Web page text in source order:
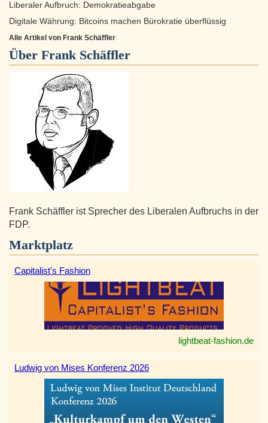
Liberaler Aufbruch: Demokratieabgabe
Digitale Währung: Bitcoins machen Bürokratie überflüssig
Alle Artikel von Frank Schäffler
Über Frank Schäffler
Frank Schäffler ist Sprecher des Liberalen Aufbruchs in der
FDP.
Marktplatz
Capitalist's Fashion
lightbeat-fashion.de
Ludwig von Mises Konferenz 2026